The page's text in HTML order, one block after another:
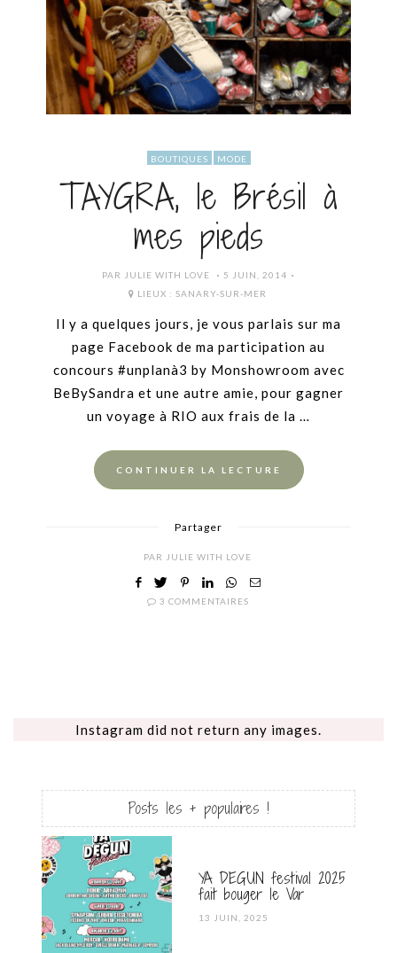
BOUTIQUES MODE
TAYGRA, le Brésil à
mes pieds
PAR JULIE WITH LOVE
POSTED
ON
5 JUIN, 2014
LIEUX : SANARY-SUR-MER
Il y a quelques jours, je vous parlais sur ma
page Facebook de ma participation au
concours #unplanà3 by Monshowroom avec
BeBySandra et une autre amie, pour gagner
un voyage à RIO aux frais de la …
CONTINUER LA LECTURE
Partager
PAR JULIE WITH LOVE
3 COMMENTAIRES
Instagram did not return any images.
Posts les + populaires !
YA DEGUN festival 2025
fait bouger le Var
POSTED
13 JUIN, 2025